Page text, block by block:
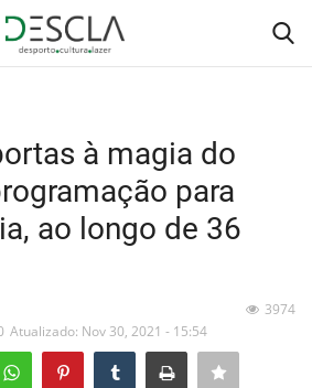
à magia do
para
ao longo de 36
Atualizado: Nov 30, 2021 - 15:54
3974